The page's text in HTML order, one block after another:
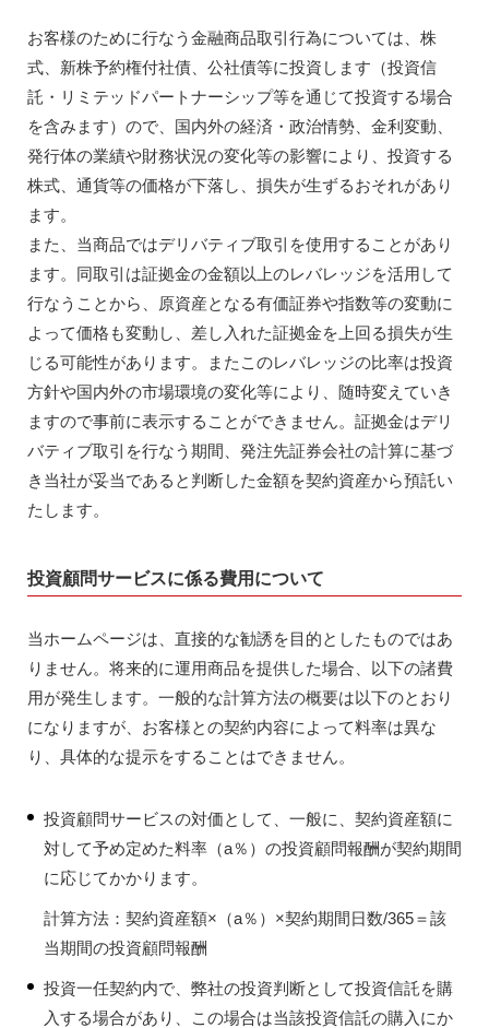
お客様のために行なう金融商品取引行為については、株
式、新株予約権付社債、公社債等に投資します（投資信
託・リミテッドパートナーシップ等を通じて投資する場合
を含みます）ので、国内外の経済・政治情勢、金利変動、
発行体の業績や財務状況の変化等の影響により、投資する
株式、通貨等の価格が下落し、損失が生ずるおそれがあり
ます。
また、当商品ではデリバティブ取引を使用することがあり
ます。同取引は証拠金の金額以上のレバレッジを活用して
行なうことから、原資産となる有価証券や指数等の変動に
よって価格も変動し、差し入れた証拠金を上回る損失が生
じる可能性があります。またこのレバレッジの比率は投資
方針や国内外の市場環境の変化等により、随時変えていき
ますので事前に表示することができません。証拠金はデリ
バティブ取引を行なう期間、発注先証券会社の計算に基づ
き当社が妥当であると判断した金額を契約資産から預託い
たします。
投資顧問サービスに係る費用について
当ホームページは、直接的な勧誘を目的としたものではあ
りません。将来的に運用商品を提供した場合、以下の諸費
用が発生します。一般的な計算方法の概要は以下のとおり
になりますが、お客様との契約内容によって料率は異な
り、具体的な提示をすることはできません。
投資顧問サービスの対価として、一般に、契約資産額に
対して予め定めた料率（a％）の投資顧問報酬が契約期間
に応じてかかります。
計算方法：契約資産額×（a％）×契約期間日数/365＝該
当期間の投資顧問報酬
投資一任契約内で、弊社の投資判断として投資信託を購
入する場合があり、この場合は当該投資信託の購入にか